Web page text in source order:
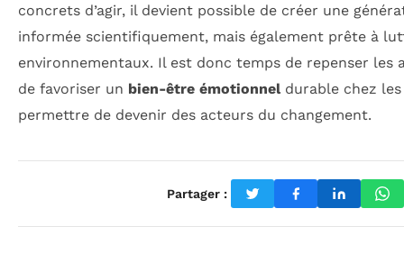
concrets d’agir, il devient possible de créer une
informée scientifiquement, mais également prête à
environnementaux. Il est donc temps de repenser les
de favoriser un bien-être émotionneldurable chez
permettre de devenir des acteurs du changement.
Partager :